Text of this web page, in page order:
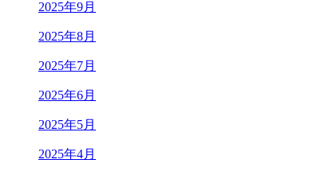
2025年9月
2025年8月
2025年7月
2025年6月
2025年5月
2025年4月